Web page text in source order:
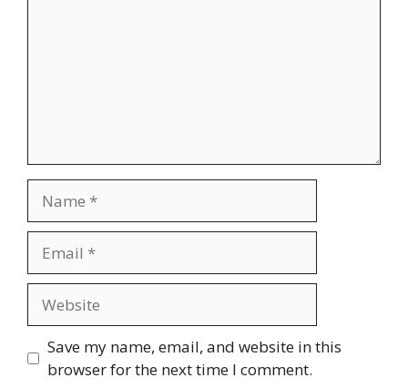
Save my name, email, and website in this
browser for the next time I comment.